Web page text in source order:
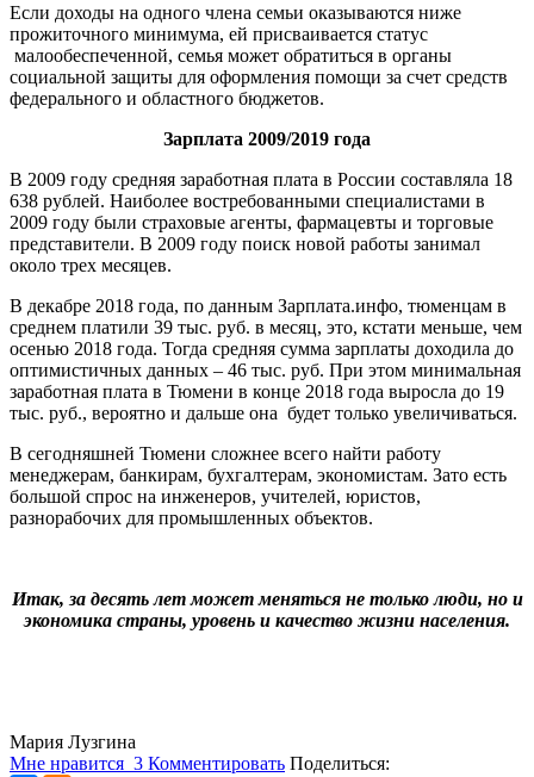
Если доходы на одного члена семьи оказываются ниже
прожиточного минимума, ей присваивается статус
малообеспеченной, семья может обратиться в органы
социальной защиты для оформления помощи за счет средств
федерального и областного бюджетов.
Зарплата 2009/2019 года
В 2009 году средняя заработная плата в России составляла 18
638 рублей. Наиболее востребованными специалистами в
2009 году были страховые агенты, фармацевты и торговые
представители. В 2009 году поиск новой работы занимал
около трех месяцев.
В декабре 2018 года, по данным Зарплата.инфо, тюменцам в
среднем платили 39 тыс. руб. в месяц, это, кстати меньше, чем
осенью 2018 года. Тогда средняя сумма зарплаты доходила до
оптимистичных данных – 46 тыс. руб. При этом минимальная
заработная плата в Тюмени в конце 2018 года выросла до 19
тыс. руб., вероятно и дальше она будет только увеличиваться.
В сегодняшней Тюмени сложнее всего найти работу
менеджерам, банкирам, бухгалтерам, экономистам. Зато есть
большой спрос на инженеров, учителей, юристов,
разнорабочих для промышленных объектов.
Итак, за десять лет может меняться не только люди, но и
экономика страны, уровень и качество жизни населения.
Мария Лузгина
Мне нравится 3 Комментировать Поделиться: